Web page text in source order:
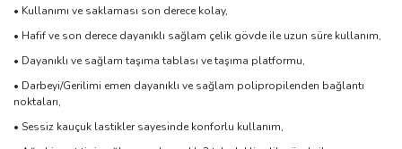
• Kullanımı ve saklaması son derece kolay,
• Hafif ve son derece dayanıklı sağlam çelik gövde ile uzun süre kullanım,
• Dayanıklı ve sağlam taşıma tablası ve taşıma platformu,
• Darbeyi/Gerilimi emen dayanıklı ve sağlam polipropilenden bağlantı
noktaları,
• Sessiz kauçuk lastikler sayesinde konforlu kullanım,